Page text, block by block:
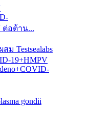
ต่อต้าน...